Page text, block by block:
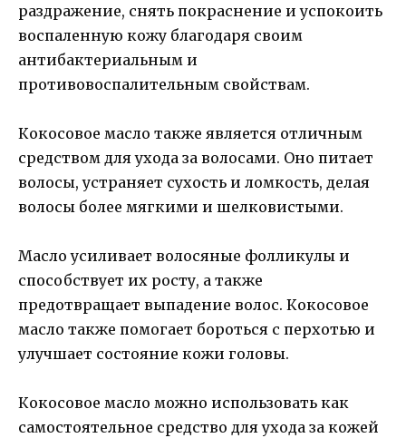
раздражение, снять покраснение и успокоить
воспаленную кожу благодаря своим
антибактериальным и
противовоспалительным свойствам.
Кокосовое масло также является отличным
средством для ухода за волосами. Оно питает
волосы, устраняет сухость и ломкость, делая
волосы более мягкими и шелковистыми.
Масло усиливает волосяные фолликулы и
способствует их росту, а также
предотвращает выпадение волос. Кокосовое
масло также помогает бороться с перхотью и
улучшает состояние кожи головы.
Кокосовое масло можно использовать как
самостоятельное средство для ухода за кожей